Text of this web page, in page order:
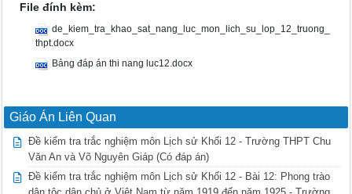
C. Mở đường xâm nhập vào miền Nam Trung Quốc.
Câu 3 : Cơ quan ngôn luận của Hội Việt Nam Cách mạng Thanh
A. báo Người cùng khổ. B. tác phẩm Đường Kách mệnh.
C. báo Thanh niên. D. Bản án chế độ thực dân Pháp.
Câu 4 : Thực hiện kế hoạch Nava, từ thu - đông 1953 thực
C. Đồng bằng Bắc Bộ. D. Nam Đông Dương.
Câu 5 : Với Hiệp ước Nhâm Tuất (5-6-1862), triều đình nhà
nào?
A. Gia Định, Định Tường, Biên Hòa và Côn Đảo.
B. Biên Hòa, Hà Tiên, Định Tường và Côn Đảo.
C. Biên Hòa, Gia Định, Vĩnh Long và Côn Đảo.
File đính kèm:
de_kiem_tra_khao_sat_nang_luc_mon_lich_su_lop_12_truong_
thpt.docx
Bảng đáp án thi nang luc12.docx
Giáo Án Liên Quan
Đề kiểm tra trắc nghiệm môn Lịch sử Khối 12 - Trường THPT Chu
Văn An và Võ Nguyên Giáp (Có đáp án)
Đề kiểm tra trắc nghiệm môn Lịch sử Khối 12 - Bài 12: Phong trào